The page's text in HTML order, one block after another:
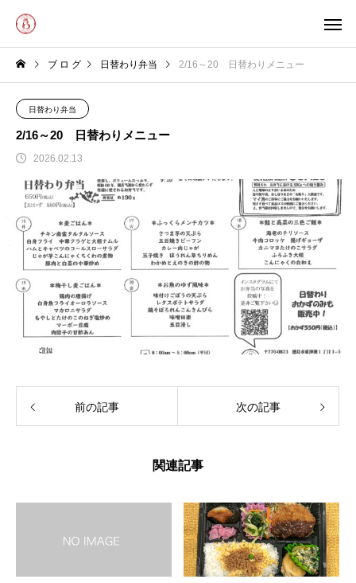
ブ ロ グ 日替わり弁当 2/16～20 日替わりメニュー
日替わり弁当
2/16～20 日替わりメニュー
2026.02.13
前の記事 次の記事
関連記事